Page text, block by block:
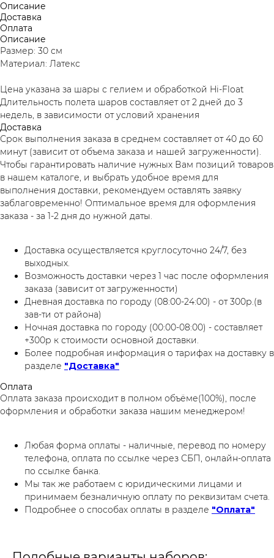
Описание
Доставка
Оплата
Описание
Размер: 30 см
Материал: Латекс
Цена указана за шары с гелием и обработкой Hi-Float
Длительность полета шаров составляет от 2 дней до 3
недель, в зависимости от условий хранения
Доставка
Срок выполнения заказа в среднем составляет от 40 до 60
минут (зависит от объема заказа и нашей загруженности).
Чтобы гарантировать наличие нужных Вам позиций товаров
в нашем каталоге, и выбрать удобное время для
выполнения доставки, рекомендуем оставлять заявку
заблаговременно! Оптимальное время для оформления
заказа - за 1-2 дня до нужной даты.
Доставка осуществляется круглосуточно 24/7, без
выходных.
Возможность доставки через 1 час после оформления
заказа (зависит от загруженности)
Дневная доставка по городу (08:00-24:00) - от 300р.(в
зав-ти от района)
Ночная доставка по городу (00:00-08:00) - составляет
+300р к стоимости основной доставки.
Более подробная информация о тарифах на доставку в
разделе "Доставка"
Оплата
Оплата заказа происходит в полном объёме(100%), после
оформления и обработки заказа нашим менеджером!
Любая форма оплаты - наличные, перевод по номеру
телефона, оплата по ссылке через СБП, онлайн-оплата
по ссылке банка.
Мы так же работаем с юридическими лицами и
принимаем безналичную оплату по реквизитам счета.
Подробнее о способах оплаты в разделе "Оплата"